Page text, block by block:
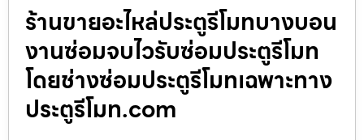
ร้านขายอะไหล่ประตูรีโมทบางบอน
งานซ่อมจบไวรับซ่อมประตูรีโมท
โดยช่างซ่อมประตูรีโมทเฉพาะทาง
ประตูรีโมท.com